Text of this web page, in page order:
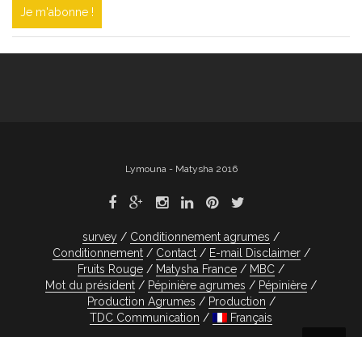
Lymouna - Matysha 2016
survey
Conditionnement agrumes
Conditionnement
Contact
E-mail Disclaimer
Fruits Rouge
Matysha France
MBC
Mot du président
Pépinière agrumes
Pépinière
Production Agrumes
Production
TDC Communication
Français